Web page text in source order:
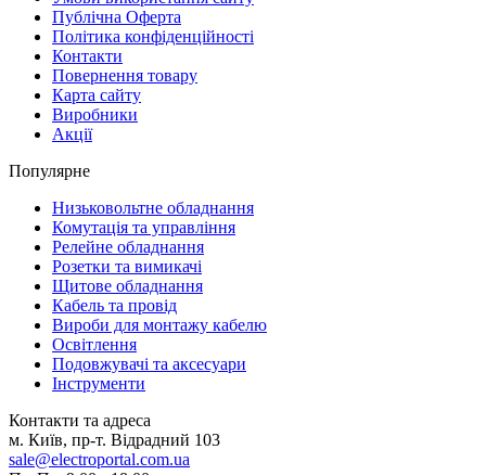
Публічна Оферта
Політика конфіденційності
Контакти
Повернення товару
Карта сайту
Виробники
Акції
Популярне
Низьковольтне обладнання
Комутація та управління
Релейне обладнання
Розетки та вимикачі
Щитове обладнання
Кабель та провід
Вироби для монтажу кабелю
Освітлення
Подовжувачі та аксесуари
Інструменти
Контакти та адреса
м. Київ, пр-т. Відрадний 103
sale@electroportal.com.ua